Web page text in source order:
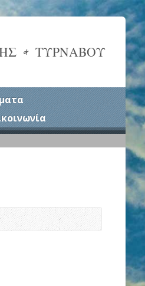
& ΤΥΡΝΑΒΟΥ